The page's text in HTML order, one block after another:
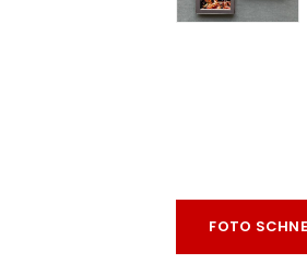
FOTO